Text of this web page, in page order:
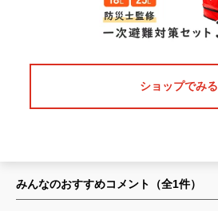
ショップでみる
みんなのおすすめコメント（全1件）